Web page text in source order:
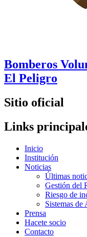
Bomberos
El Peligro
Sitio oficial
Links
Inicio
Institución
Noticias
Últimas
Gestión del
Riesgo de
Sistemas de
Prensa
Hacete socio
Contacto